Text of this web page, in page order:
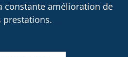
constante amélioration de
prestations.